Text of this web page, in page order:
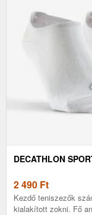
DECATHLON
2 490 Ft
Kezdő teniszezők
kialakított zokni. Fő